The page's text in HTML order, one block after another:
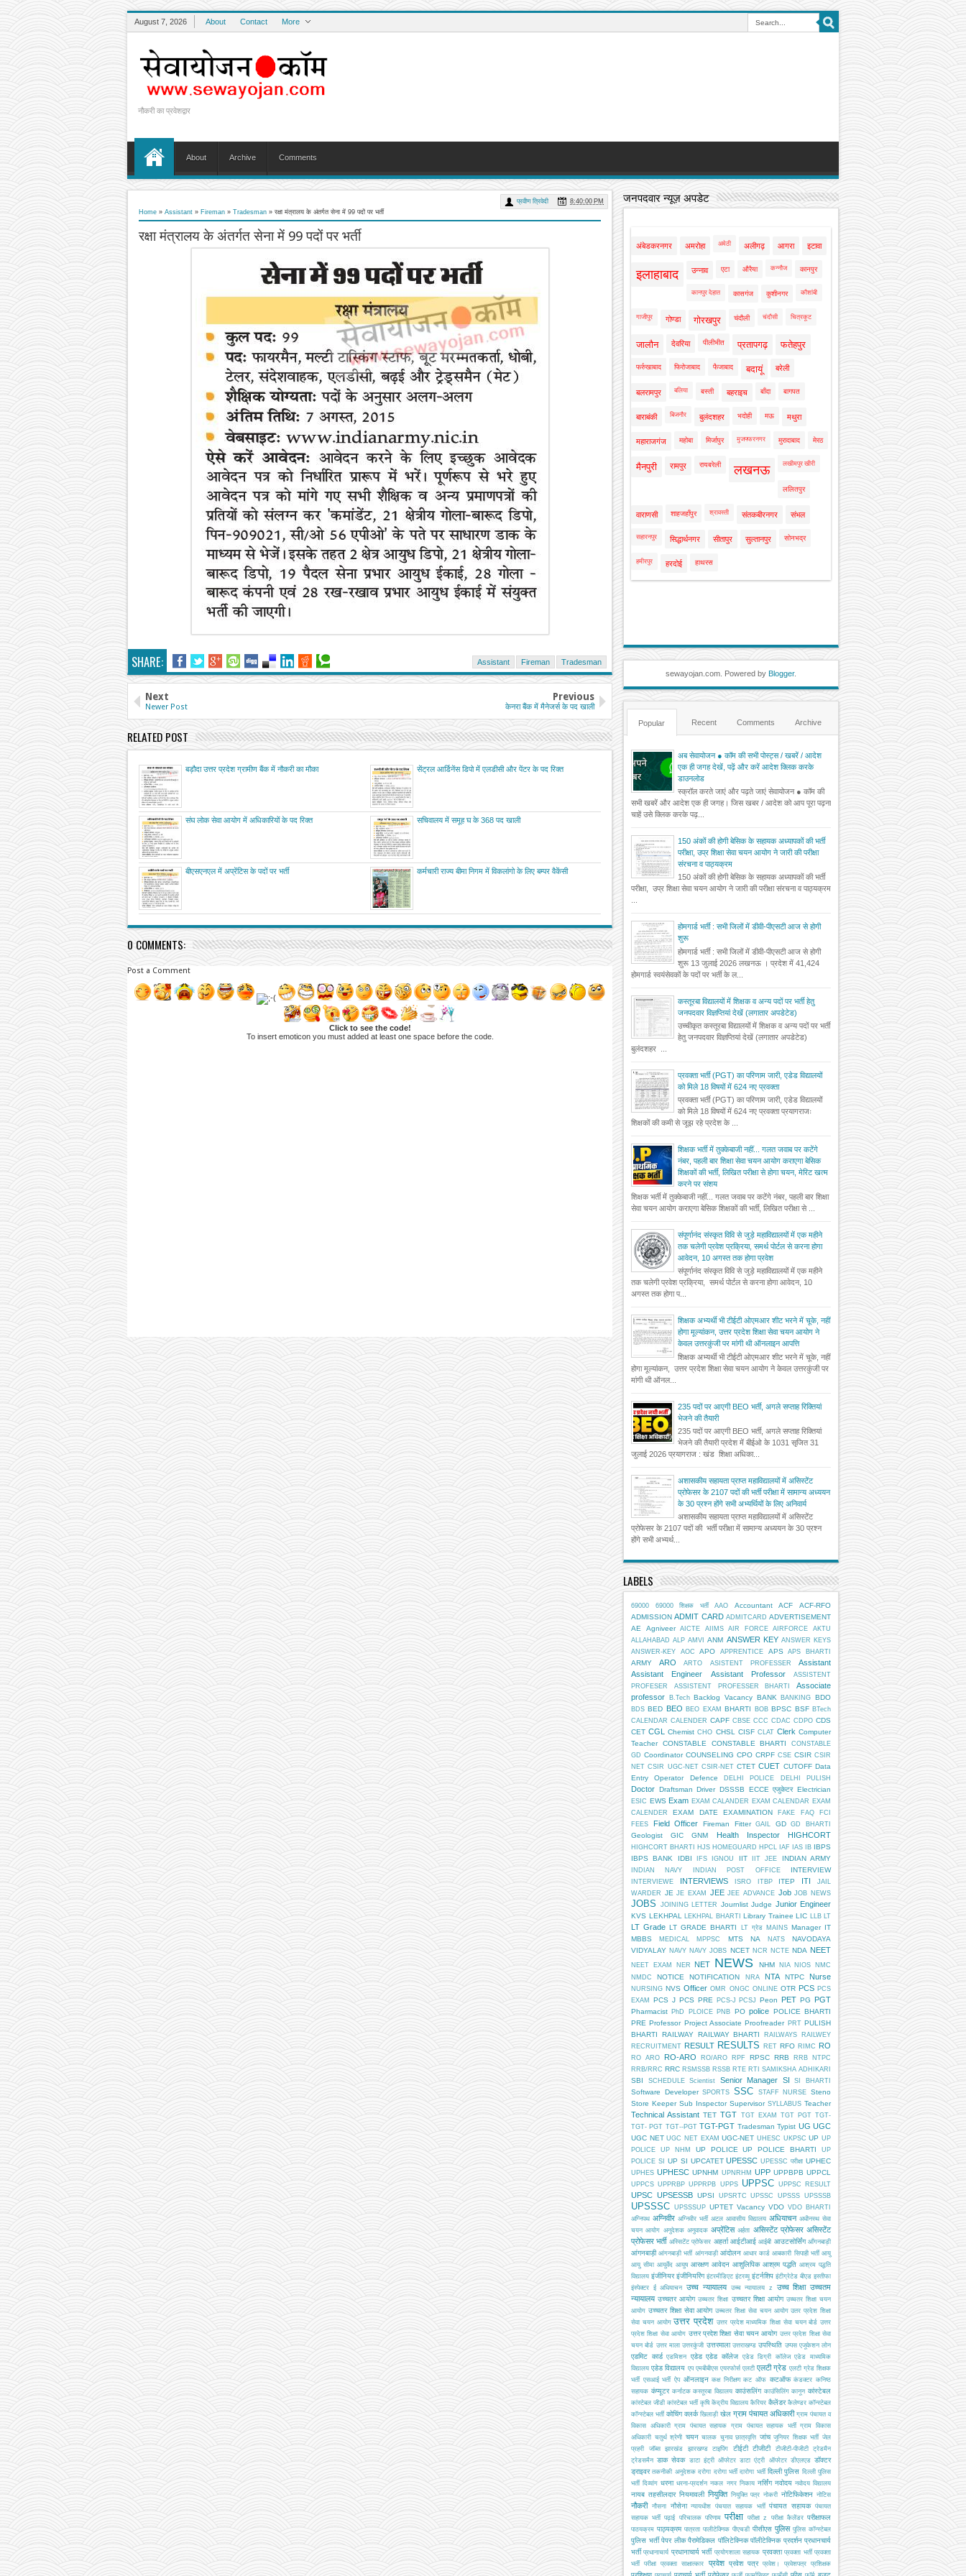
August 7, 2026 About Contact More
नौकरी का प्रवेशद्वार
About Archive Comments
Home » Assistant » Fireman » Tradesman » रक्षा मंत्रालय के अंतर्गत सेना में 99 पदों पर भर्ती
रक्षा मंत्रालय के अंतर्गत सेना में 99 पदों पर भर्ती
प्रवीण त्रिवेदी 8:40:00 PM
Assistant Fireman Tradesman
SHARE:
Next
Newer Post
Previous
केनरा बैंक में मैनेजर्स के पद खाली
RELATED POST
बड़ौदा उत्तर प्रदेश ग्रामीण बैंक में नौकरी का मौका सेंट्रल आर्डिनेंस डिपो में एलडीसी और पेंटर के पद रिक्त
संघ लोक सेवा आयोग में अधिकारियों के पद रिक्त सचिवालय में समूह घ के 368 पद खाली
बीएसएनएल में अप्रेंटिस के पदों पर भर्ती कर्मचारी राज्य बीमा निगम में विकलांगो के लिए बम्पर वैकेंसी
0 COMMENTS:
Post a Comment
Click to see the code!
To insert emoticon you must added at least one space before the code.
जनपदवार न्यूज़ अपडेट
अंबेडकरनगर अमरोहा अमेठी अलीगढ़ आगरा इटावा
इलाहाबाद उन्नाव एटा औरैया कन्नौज कानपुर
कानपुर देहात कासगंज कुशीनगर कौशांबी
गाजीपुर गोण्डा गोरखपुर चंदौली चंदौसी चित्रकूट
जालौन देवरिया पीलीभीत प्रतापगढ़ फतेहपुर
फर्रुखाबाद फिरोजाबाद फैजाबाद बदायूं बरेली
बलरामपुर बलिया बस्ती बहराइच बाँदा बागपत
बाराबंकी बिजनौर बुलंदशहर भदोही मऊ मथुरा
महाराजगंज महोबा मिर्जापुर मुजफ्फरनगर मुरादाबाद मेरठ
मैनपुरी रामपुर रायबरेली लखनऊ लखीमपुर खीरी
ललितपुर
वाराणसी शाहजहाँपुर श्रावस्ती संतकबीरनगर संभल
सहारनपुर सिद्धार्थनगर सीतापुर सुल्तानपुर सोनभद्र
हमीरपुर हरदोई हाथरस
sewayojan.com. Powered by Blogger.
Popular Recent Comments Archive
अब सेवायोजन ● कॉम की सभी पोस्ट्स / खबरें / आदेश
एक ही जगह देखें, पढ़ें और करें आदेश क्लिक करके
डाउनलोड
स्क्रॉल करते जाएं और पढ़ते जाएं सेवायोजन ● कॉम की
सभी खबरें और आदेश एक ही जगह। जिस खबर / आदेश को आप पूरा पढ़ना
चाहें उसे क्लिक करके पढ़...
150 अंकों की होगी बेसिक के सहायक अध्यापकों की भर्ती
परीक्षा, उप्र शिक्षा सेवा चयन आयोग ने जारी की परीक्षा
संरचना व पाठ्यक्रम
150 अंकों की होगी बेसिक के सहायक अध्यापकों की भर्ती
परीक्षा, उप्र शिक्षा सेवा चयन आयोग ने जारी की परीक्षा संरचना व पाठ्यक्रम
होमगार्ड भर्ती : सभी जिलों में डीवी-पीएसटी आज से होगी
शुरू
होमगार्ड भर्ती : सभी जिलों में डीवी-पीएसटी आज से होगी
शुरू 13 जुलाई 2026 लखनऊ । प्रदेश में 41,424
होमगार्ड स्वयंसेवकों के पदों पर भर्ती के ल...
कस्तूरबा विद्यालयों में शिक्षक व अन्य पदों पर भर्ती हेतु
जनपदवार विज्ञप्तियां देखें (लगातार अपडेटेड)
उच्चीकृत कस्तूरबा विद्यालयों में शिक्षक व अन्य पदों पर भर्ती
हेतु जनपदवार विज्ञप्तियां देखें (लगातार अपडेटेड)
बुलंदशहर ...
प्रवक्ता भर्ती (PGT) का परिणाम जारी, एडेड विद्यालयों
को मिले 18 विषयों में 624 नए प्रवक्ता
प्रवक्ता भर्ती (PGT) का परिणाम जारी, एडेड विद्यालयों
को मिले 18 विषयों में 624 नए प्रवक्ता प्रयागराजः
शिक्षकों की कमी से जूझ रहे प्रदेश के ...
शिक्षक भर्ती में तुक्केबाजी नहीं... गलत जवाब पर कटेंगे
नंबर, पहली बार शिक्षा सेवा चयन आयोग कराएगा बेसिक
शिक्षकों की भर्ती, लिखित परीक्षा से होगा चयन, मेरिट खत्म
करने पर संशय
शिक्षक भर्ती में तुक्केबाजी नहीं... गलत जवाब पर कटेंगे नंबर, पहली बार शिक्षा
सेवा चयन आयोग कराएगा बेसिक शिक्षकों की भर्ती, लिखित परीक्षा से ...
संपूर्णानंद संस्कृत विवि से जुड़े महाविद्यालयों में एक महीने
तक चलेगी प्रवेश प्रक्रिया, समर्थ पोर्टल से करना होगा
आवेदन, 10 अगस्त तक होगा प्रवेश
संपूर्णानंद संस्कृत विवि से जुड़े महाविद्यालयों में एक महीने
तक चलेगी प्रवेश प्रक्रिया, समर्थ पोर्टल से करना होगा आवेदन, 10
अगस्त तक होगा प...
शिक्षक अभ्यर्थी भी टीईटी ओएमआर शीट भरने में चूके, नहीं
होगा मूल्यांकन, उत्तर प्रदेश शिक्षा सेवा चयन आयोग ने
केवल उत्तरकुंजी पर मांगी थी ऑनलाइन आपत्ति
शिक्षक अभ्यर्थी भी टीईटी ओएमआर शीट भरने में चूके, नहीं
होगा मूल्यांकन, उत्तर प्रदेश शिक्षा सेवा चयन आयोग ने केवल उत्तरकुंजी पर
मांगी थी ऑनल...
235 पदों पर आएगी BEO भर्ती, अगले सप्ताह रिक्तियां
भेजने की तैयारी
235 पदों पर आएगी BEO भर्ती, अगले सप्ताह रिक्तियां
भेजने की तैयारी प्रदेश में बीईओ के 1031 सृजित 31
जुलाई 2026 प्रयागराज : खंड शिक्षा अधिका...
अशासकीय सहायता प्राप्त महाविद्यालयों में असिस्टेंट
प्रोफेसर के 2107 पदों की भर्ती परीक्षा में सामान्य अध्ययन
के 30 प्रश्न होंगे सभी अभ्यर्थियों के लिए अनिवार्य
अशासकीय सहायता प्राप्त महाविद्यालयों में असिस्टेंट
प्रोफेसर के 2107 पदों की भर्ती परीक्षा में सामान्य अध्ययन के 30 प्रश्न
होंगे सभी अभ्यर्थ...
LABELS
69000 69000 शिक्षक भर्ती AAO Accountant ACF
ACF-RFO
ADMISSION ADMIT CARD ADMITCARD ADVERTISEMENT
AE
Agniveer AICTE AIIMS AIR FORCE AIRFORCE
AKTU
ALLAHABAD ALP AMVI ANM ANSWER KEY ANSWER KEYS
ANSWER-KEY
AOC APO APPRENTICE APS APS BHARTI
ARMY ARO ARTO ASISTENT PROFESSER
Assistant
Assistant Engineer
Assistant Professor
ASSISTENT
PROFESER
ASSISTENT PROFESSER BHARTI
Associate
professor
B.Tech Backlog Vacancy BANK BANKING BDO
BDS BED BEO BEO EXAM BHARTI BOB BPSC BSF BTech
CALENDAR CALENDER CAPF CBSE CCC CDAC CDPO CDS
CET CGL Chemist CHO CHSL CISF CLAT Clerk Computer
Teacher
CONSTABLE CONSTABLE BHARTI
CONSTABLE
GD Coordinator COUNSELING CPO CRPF CSE CSIR CSIR
NET CSIR UGC-NET CSIR-NET CTET CUET CUTOFF Data
Entry Operator
Defence DELHI POLICE DELHI PULISH
Doctor Draftsman Driver DSSSB ECCE एजुकेटर Electrician
ESIC EWS Exam EXAM CALANDER EXAM CALENDAR EXAM
CALENDER
EXAM DATE EXAMINATION FAKE FAQ
FCI
FEES
Field Officer Fireman Fitter GAIL GD GD BHARTI
Geologist GIC GNM Health Inspector HIGHCORT
HIGHCORT BHARTI HJS HOMEGUARD HPCL IAF IAS IB IBPS
IBPS BANK
IDBI IFS IGNOU IIT IIT JEE INDIAN ARMY
INDIAN NAVY INDIAN POST OFFICE INTERVIEW
INTERVIEWE INTERVIEWS ISRO ITBP ITEP ITI
JAIL
WARDER JE JE EXAM JEE JEE ADVANCE Job JOB NEWS
JOBS JOINING LETTER Journlist Judge Junior Engineer
KVS LEKHPAL LEKHPAL BHARTI Library Trainee LIC LLB LT
LT Grade LT GRADE BHARTI LT ग्रेड MAINS Manager IT
MBBS
MEDICAL MPPSC MTS NA NATS
NAVODAYA
VIDYALAY NAVY NAVY JOBS NCET NCR NCTE NDA NEET
NEET EXAM NER NET NEWS NHM NIA NIOS
NMC
NMDC
NOTICE NOTIFICATION NRA NTA NTPC Nurse
NURSING NVS Officer OMR ONGC ONLINE OTR PCS PCS
EXAM
PCS J PCS PRE PCS-J PCSJ Peon PET PG PGT
Pharmacist PhD PLOICE PNB PO police POLICE BHARTI
PRE Professor Project Associate Proofreader PRT PULISH
BHARTI
RAILWAY RAILWAY BHARTI RAILWAYS
RAILWEY
RECRUITMENT RESULT RESULTS RET RFO RIMC RO
RO ARO RO-ARO RO/ARO RPF RPSC RRB
RRB NTPC
RRB/RRC RRC RSMSSB RSSB RTE RTI SAMIKSHA ADHIKARI
SBI SCHEDULE Scientist Senior Manager SI SI BHARTI
Software Developer SPORTS SSC STAFF NURSE
Steno
Store Keeper Sub Inspector Supervisor SYLLABUS Teacher
Technical Assistant TET TGT TGT EXAM TGT PGT TGT-
TGT- PGT TGT--PGT TGT-PGT Tradesman Typist UG UGC
UGC NET UGC NET EXAM UGC-NET UHESC UKPSC UP UP
POLICE
UP NHM UP POLICE UP POLICE BHARTI
UP
POLICE SI
UP SI UPCATET UPESSC UPESSC परीक्षा UPHEC
UPHES UPHESC UPNHM UPNRHM UPP UPPBPB UPPCL
UPPCS UPPRBP UPPRPB UPPS UPPSC UPPSC RESULT
UPSC UPSESSB UPSI UPSRTC UPSSC UPSSS UPSSSB
UPSSSC UPSSSUP UPTET Vacancy VDO VDO BHARTI
अग्निपथ अग्निवीर अग्निवीर भर्ती अटल आवासीय विद्यालय अधियाचन अधीनस्थ सेवा
चयन आयोग अनुदेशक अनुवादक अप्रेंटिस अर्हता असिस्टेंट प्रोफेसर असिस्टेंट
प्रोफेसर भर्ती अस्सिटेंट प्रोफेसर अहर्ता आईटीआई आईबी आउटसोर्सिंग आँगनबाड़ी
आंगनबाड़ी आंगनबाड़ी भर्ती आंगनवाड़ी आंदोलन आधार कार्ड आबकारी सिपाही भर्ती आयु
आयु सीमा आयुर्वेद आयुष आरक्षण आवेदन आशुलिपिक आश्रम पद्धति आश्रम पद्धति
विद्यालय इंजीनियर इंजीनियरिंग इंटरमीडिएट इंटरव्यू इंटर्नशिप इंटीग्रेटेड बीएड इस्तीफा
इंस्पेक्टर ई अधियाचन उच्च न्यायालय उच्च न्यायालय z उच्च शिक्षा उच्चतम
न्यायालय उच्चतर आयोग उच्चतर शिक्षा उच्चतर शिक्षा आयोग उच्चतर शिक्षा चयन
आयोग उच्चतर शिक्षा सेवा आयोग उच्चतर शिक्षा सेवा चयन आयोग उतर प्रदेश शिक्षा
सेवा चयन आयोग उत्तर प्रदेश उत्तर प्रदेश माध्यमिक शिक्षा सेवा चयन बोर्ड उत्तर
प्रदेश शिक्षा सेवा आयोग उत्तर प्रदेश शिक्षा सेवा चयन आयोग उत्तर प्रदेश शिक्षा सेवा
चयन बोर्ड उत्तर माला उत्तरकुंजी उत्तरमाला उत्तराखण्ड उपस्थिति उप्पस एजूकेशन लोन
एडमिट कार्ड एडमिशन एडेड एडेड कॉलेज एडेड डिग्री कॉलेज एडेड माध्यमिक
विद्यालय एडेड विद्यालय एप एमबीबीएस एयरफोर्स एलटी एलटी ग्रेड एलटी ग्रेड शिक्षक
भर्ती एसआई भर्ती ऐप ऑनलाइन कक्ष निरीक्षण कट ऑफ कटऑफ कंडक्टर कनिष्ठ
सहायक कंप्यूटर कर्नाटक कस्तूरबा विद्यालय काउंसलिंग काउंसिलिंग कानून कांस्टेबल
कांस्टेबल जीडी कांस्टेबल भर्ती कृषि केंद्रीय विद्यालय कैरियर कैलेंडर कैलेण्डर कॉन्स्टेबल
कॉन्स्टेबल भर्ती कोचिंग क्लर्क खिलाड़ी खेल ग्राम पंचायत अधिकारी ग्राम पंचायत व
विकास अधिकारी ग्राम पंचायत सहायक ग्राम पंचायत सहायक भर्ती ग्राम विकास
अधिकारी चतुर्थ श्रेणी चयन चालक चुनाव छात्रवृत्ति जांच जूनियर शिक्षक भर्ती जेल
प्रहरी
जॉब्स झारखंड झारखण्ड टाइपिंग टीईटी टीजीटी टीजीटी-पीजीटी
ट्रेडमैन
ट्रेडसमैन डाक सेवक डाटा इंट्री ऑपरेटर डाटा एंट्री ऑपरेटर डीएलएड डॉक्टर
ड्राइवर तकनीकी अनुदेशक दरोगा दरोगा भर्ती दारोगा भर्ती दिल्ली पुलिस दिल्ली पुलिस
भर्ती दिव्यांग धरना धरना-प्रदर्शन नकल नगर निकाय नर्सिंग नवोदय नवोदय विद्यालय
नायब तहसीलदार नियमावली नियुक्ति नियुक्ति पत्र नोकरी नोटिफिकेशन नोटिस
नौकरी नौसना नौसेना न्यायधीश पंचयात सहायक भर्ती पंचायत सहायक पंचायत
सहायक भर्ती पढ़ाई परिचालक परिणाम परीक्षा परीक्षा z परीक्षा कैलेंडर परीक्षाफल
पाठयक्रम पाठ्यक्रम पात्रता पालीटेक्निक पीएचडी पीसीएस पुलिस पुलिस कॉन्स्टेबल
पुलिस भर्ती पेपर लीक पैरामेडिकल पॉलिटेक्निक पॉलीटेक्निक प्रदर्शन प्रधानचार्य
भर्ती प्रधानाचार्य प्रधानाचार्य भर्ती प्रयोगशाला सहायक प्रवक्ता प्रवक्ता भर्ती प्रवक्ता
भर्ती परीक्षा
प्रवक्ता साक्षात्कार प्रवेश प्रवेश पत्र प्रवेश। प्रवेशपत्र प्रशिक्षक